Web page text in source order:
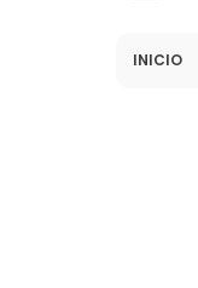
INICIO